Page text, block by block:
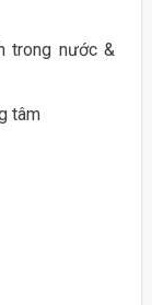
trong nước &
tâm